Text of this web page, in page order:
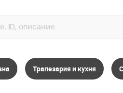
Трапезария и кухня